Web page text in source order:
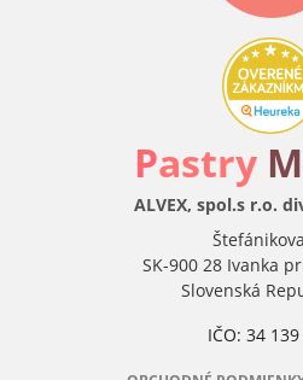
Pastry
ALVEX, spol.s r.o.
SK-900 28 Ivanka
Slovenská
IČO: 34